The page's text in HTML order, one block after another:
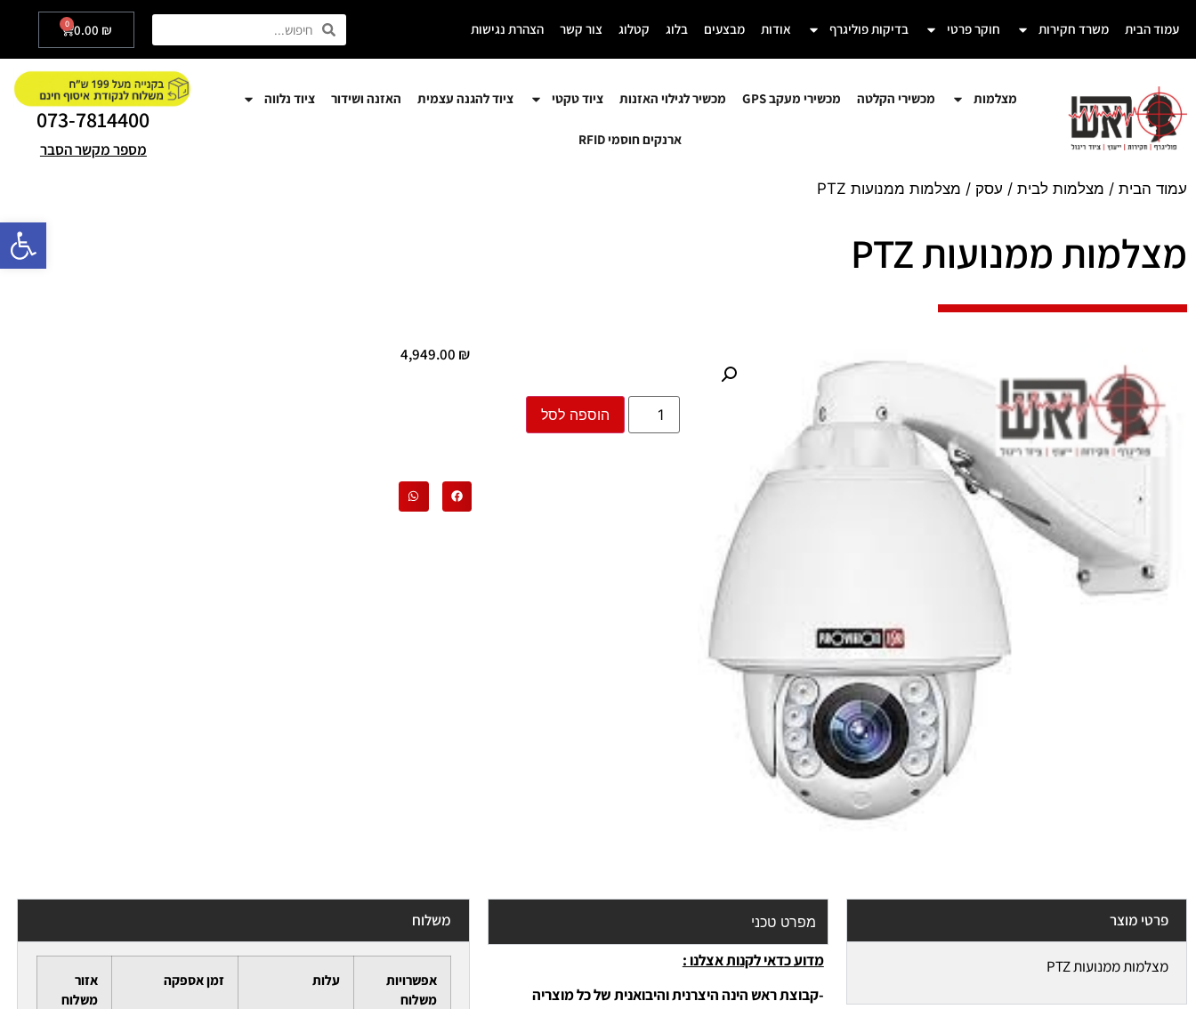
פתח
עמוד הבית משרד חקירות חוקר פרטי בדיקות פוליגרף אודות מבצעים בלוג קטלוג צור קשר הצהרת נגישות 0.00 ₪
0
מצלמות מכשירי הקלטה מכשירי מעקב GPS מכשיר לגילוי האזנות ציוד טקטי ציוד להגנה עצמית האזנה ושידור ציוד נלווה
ארנקים חוסמי RFID
073-7814400
מספר מקשר הסבר
עמוד הבית / מצלמות לבית / עסק / מצלמות ממנועות PTZ
מצלמות ממנועות PTZ
4,949.00 ₪
הוספה לסל
פרטי מוצר
מצלמות ממנועות PTZ
מפרט טכני
מדוע כדאי לקנות אצלנו :
-קבוצת ראש הינה היצרנית והיבואנית של כל מוצריה
משלוח
אפשרויות
משלוח
עלות זמן אספקה
אזור
משלוח